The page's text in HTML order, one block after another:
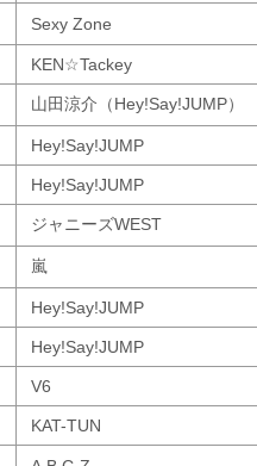
Sexy Zone
KEN☆Tackey
山田涼介（Hey!Say!JUMP）
Hey!Say!JUMP
Hey!Say!JUMP
ジャニーズWEST
嵐
Hey!Say!JUMP
Hey!Say!JUMP
V6
KAT-TUN